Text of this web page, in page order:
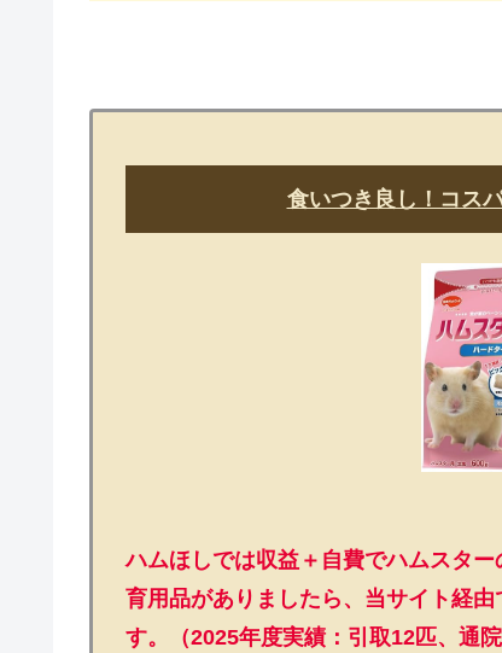
食いつき良し！コス
ハムほしでは収益＋自費でハムスタ
育用品がありましたら、当サイト経
す。（2025年度実績：引取12匹、通院